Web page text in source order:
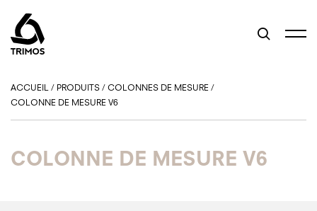
ACCUEIL / PRODUITS / COLONNES DE MESURE /
COLONNE DE MESURE V6
COLONNE DE MESURE V6